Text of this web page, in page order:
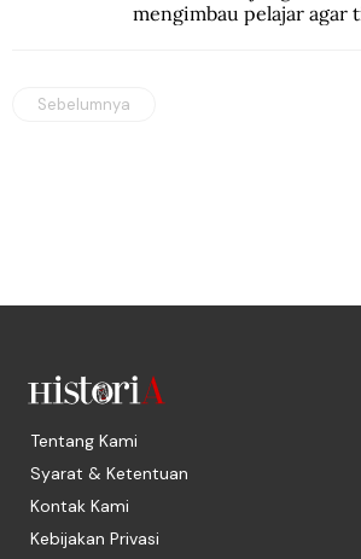
mengimbau pelajar agar
Sebelumnya
Tentang Kami
Syarat & Ketentuan
Kontak Kami
Kebijakan Privasi